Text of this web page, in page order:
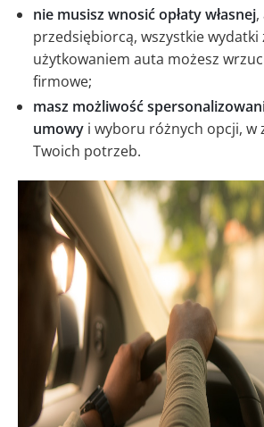
nie musisz wnosić opłaty własnej,
przedsiębiorcą, wszystkie wydatki
użytkowaniem auta możesz
firmowe;
masz możliwość
umowyi wyboru różnych opcji, w
Twoich potrzeb.